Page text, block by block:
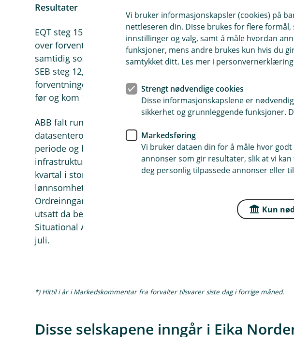
Resultater
EQT steg 15,2 %, målt i norske kroner, etter at kapital under
over forventningene, blant annet som følge av et nytt AI-
samtidig som både investeringsinntektene og resultatet var
SEB steg 12,7 % etter et kvartalsresultat som var klart bedre enn
forventninger, mens Volvo steg 7,3 % etter at lastebilordrene
før og kom 18 % over forventningene, med særlig sterk vekst i
ABB falt rundt 13 % til tross for at ordreinngangen økte 28 % og
datasenterordrene mer enn doblet seg; aksjen var høyt priset
periode og ble mot slutten av måneden rammet av det brede
infrastrukturaksjer. Nokia falt rundt 34 % etter at
kvartal i stor grad skyldtes lisensinntekter og andre
lønnsomheten i nettverksvirksomheten var noe svakere enn
Ordreinngangen fra AI- og skykunder var sterk, men dette
utsatt da bekymring for høye AI-investeringer og likvideringen
Situational Awareness utløste et bredt nedsalg i AI-relaterte
juli.
*) Hittil i år i Markedskommentar fra forvalter tilsvarer siste dag i forrige måned.
Disse selskapene inngår i Eika
Vi bruker informasjonskapsler (cookies) på
nettleseren din. Disse brukes for flere
innstillinger og valg, samt å måle hvordan
funksjoner, mens andre brukes kun hvis du
samtykket ditt. Les mer i
Strengt nødvendige cookies
Disse informasjonskapslene er
sikkerhet og grunnleggende funksjoner.
Markedsføring
Vi bruker dataen din for å måle hvor
annonser som gir resultater, slik at vi
deg personlig tilpassede annonser eller
Kun